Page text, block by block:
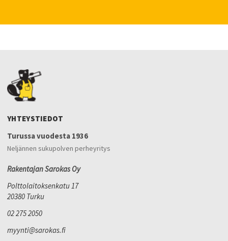
YHTEYSTIEDOT
Turussa vuodesta 1936
Neljännen sukupolven perheyritys
Rakentajan Sarokas Oy
Polttolaitoksenkatu 17
20380 Turku
02 275 2050
myynti@sarokas.fi